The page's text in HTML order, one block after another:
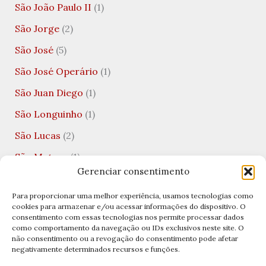
Gerenciar consentimento
Para proporcionar uma melhor experiência, usamos tecnologias como
cookies para armazenar e/ou acessar informações do dispositivo. O
consentimento com essas tecnologias nos permite processar dados
como comportamento da navegação ou IDs exclusivos neste site. O
não consentimento ou a revogação do consentimento pode afetar
negativamente determinados recursos e funções.
São João Paulo II (1)
São Jorge(2)
São José(5)
São José Operário (1)
São Juan Diego (1)
São Longuinho (1)
São Lucas (2)
São Mateus
(1)
São Metódio(1)
São Miguel (2)
São Miguel Arcanjo(8)